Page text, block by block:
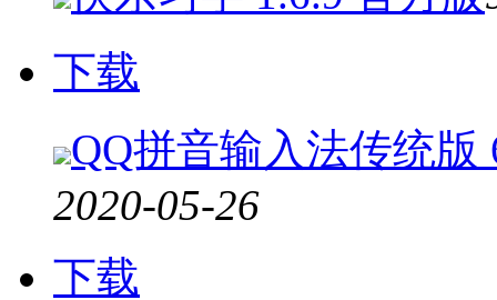
下载
QQ拼音输入法传统版
2020-05-26
下载